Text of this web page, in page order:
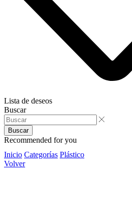
Lista de deseos
Buscar
Buscar
Recommended for you
Inicio Categorías Plástico
Volver